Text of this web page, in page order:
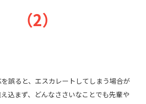
（2）
誤ると、エスカレートしてしまう場合が
込まず、どんなささいなことでも先輩や